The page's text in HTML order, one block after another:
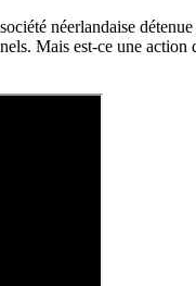
néerlandaise
Mais est-ce une